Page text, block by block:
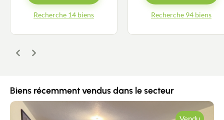
Recherche 14 biens Recherche 94 biens
Précédent
Suivant
Biens récemment vendus dans le secteur